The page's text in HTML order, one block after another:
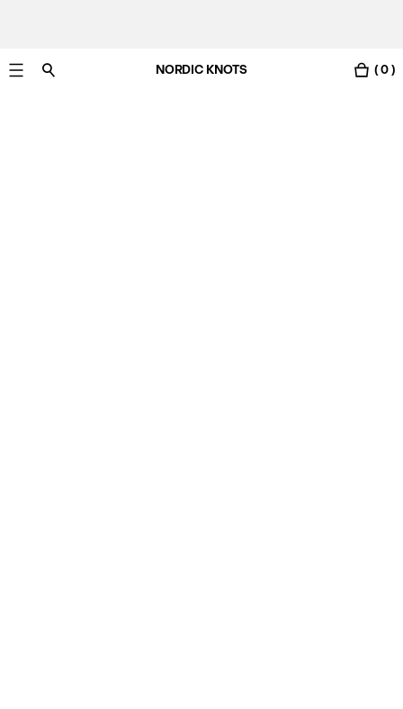
Gratis Lieferung nach Deutschland in 3-6 Werktagen
NORDIC KNOTS ( 0 )